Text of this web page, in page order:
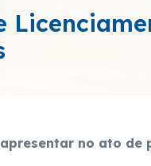
no ato de